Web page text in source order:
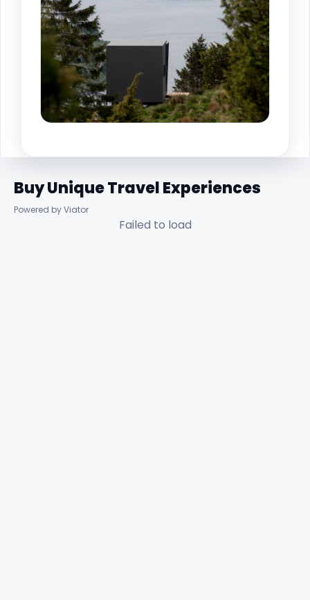
Buy Unique Travel Experiences
Powered by Viator
Failed to load